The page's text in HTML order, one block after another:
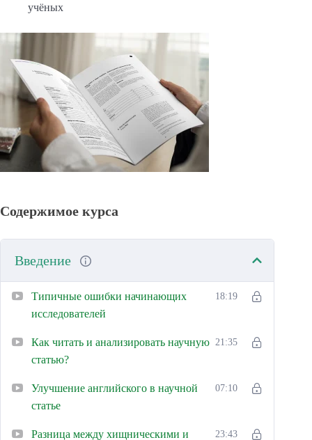
учёных
Содержимое курса
Введение
Типичные ошибки начинающих
исследователей
18:19
Как читать и анализировать научную
статью?
21:35
Улучшение английского в научной
статье
07:10
Разница между хищническими и 23:43